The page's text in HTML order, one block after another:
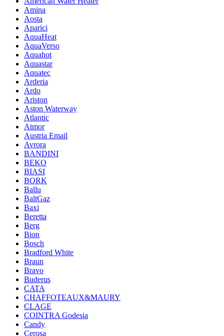
Amina
Aosta
Aparici
AquaHeat
AquaVerso
Aquahot
Aquastar
Aquatec
Arderia
Ardo
Ariston
Aston Waterway
Atlantic
Atmor
Austria Email
Avrora
BANDINI
BEKO
BIASI
BORK
Ballu
BaltGaz
Baxi
Beretta
Berg
Bion
Bosch
Bradford White
Braun
Bravo
Buderus
CATA
CHAFFOTEAUX&MAURY
CLAGE
COINTRA Godesia
Candy
Cerosa